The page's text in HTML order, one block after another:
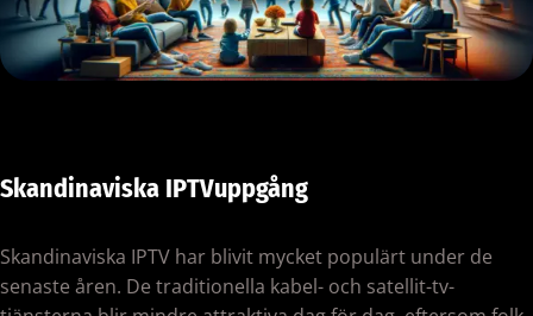
Skandinaviska IPTVuppgång
Skandinaviska IPTV har blivit mycket populärt under de
senaste åren. De traditionella kabel- och satellit-tv-